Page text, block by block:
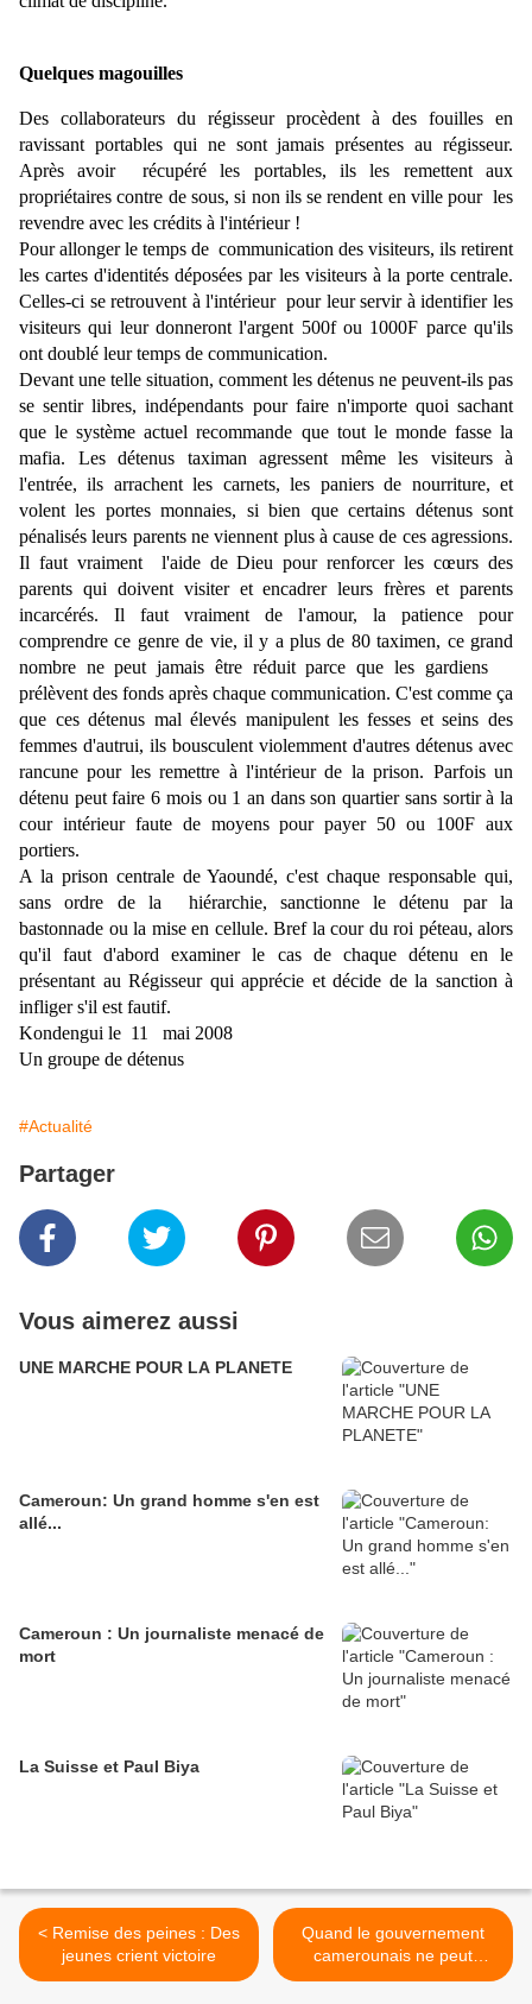
Quelques magouilles
Des collaborateurs du régisseur procèdent à des fouilles en
ravissant portables qui ne sont jamais présentes au régisseur.
Après avoir récupéré les portables, ils les remettent aux
propriétaires contre de sous, si non ils se rendent en ville pour les
revendre avec les crédits à l'intérieur !
Pour allonger le temps de communication des visiteurs, ils retirent
les cartes d'identités déposées par les visiteurs à la porte centrale.
Celles-ci se retrouvent à l'intérieur pour leur servir à identifier les
visiteurs qui leur donneront l'argent 500f ou 1000F parce qu'ils
ont doublé leur temps de communication.
Devant une telle situation, comment les détenus ne peuvent-ils pas
se sentir libres, indépendants pour faire n'importe quoi sachant
que le système actuel recommande que tout le monde fasse la
mafia. Les détenus taximan agressent même les visiteurs à
l'entrée, ils arrachent les carnets, les paniers de nourriture, et
volent les portes monnaies, si bien que certains détenus sont
pénalisés leurs parents ne viennent plus à cause de ces agressions.
Il faut vraiment l'aide de Dieu pour renforcer les cœurs des
parents qui doivent visiter et encadrer leurs frères et parents
incarcérés. Il faut vraiment de l'amour, la patience pour
comprendre ce genre de vie, il y a plus de 80 taximen, ce grand
nombre ne peut jamais être réduit parce que les gardiens
prélèvent des fonds après chaque communication. C'est comme ça
que ces détenus mal élevés manipulent les fesses et seins des
femmes d'autrui, ils bousculent violemment d'autres détenus avec
rancune pour les remettre à l'intérieur de la prison. Parfois un
détenu peut faire 6 mois ou 1 an dans son quartier sans sortir à la
cour intérieur faute de moyens pour payer 50 ou 100F aux
portiers.
A la prison centrale de Yaoundé, c'est chaque responsable qui,
sans ordre de la hiérarchie, sanctionne le détenu par la
bastonnade ou la mise en cellule. Bref la cour du roi péteau, alors
qu'il faut d'abord examiner le cas de chaque détenu en le
présentant au Régisseur qui apprécie et décide de la sanction à
infliger s'il est fautif.
Kondengui le 11 mai 2008
Un groupe de détenus
#Actualité
Partager
Vous aimerez aussi
UNE MARCHE POUR LA PLANETE
Cameroun: Un grand homme s'en est
allé...
Cameroun : Un journaliste menacé de
mort
La Suisse et Paul Biya
< Remise des peines : Des
jeunes crient victoire
Quand le gouvernement
camerounais ne peut
améliorer son image